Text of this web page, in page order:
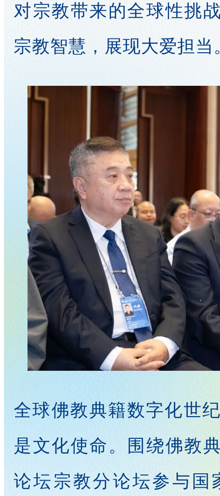
对宗教带来的全球性挑
宗教智慧，展现大爱担当
全球佛教典籍数字化世
是文化使命。围绕佛教
论坛宗教分论坛参与国